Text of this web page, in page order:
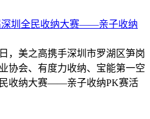
深圳全民收纳大赛——亲子收纳
，美之高携手深圳市罗湖区笋岗
协会、有度力收纳、宝能第一空
收纳大赛——亲子收纳PK赛活